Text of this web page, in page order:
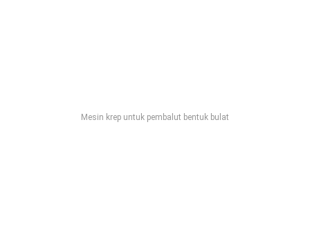
Mesin krep untuk pembalut bentuk bulat